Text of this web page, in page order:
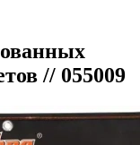
// 055009